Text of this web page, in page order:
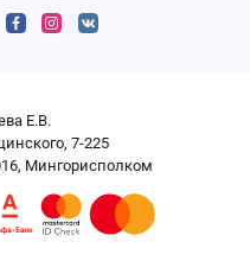
Е.В.
7-225
Мингорисполком